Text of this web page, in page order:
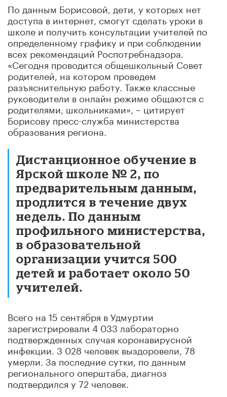
По данным Борисовой, дети, у которых нет
доступа в интернет, смогут сделать уроки в
школе и получить консультации учителей по
определенному графику и при соблюдении
всех рекомендаций Роспотребнадзора.
«Сегодня проводится общешкольный Совет
родителей, на котором проведем
разъяснительную работу. Также классные
руководители в онлайн режиме общаются с
родителями, школьниками», – цитирует
Борисову пресс-служба министерства
образования региона.
Дистанционное обучение в
Ярской школе № 2, по
предварительным данным,
продлится в течение двух
недель. По данным
профильного министерства,
в образовательной
организации учится 500
детей и работает около 50
учителей.
Всего на 15 сентября в Удмуртии
зарегистрировали 4 033 лабораторно
подтвержденных случая коронавирусной
инфекции. 3 028 человек выздоровели, 78
умерли. За последние сутки, по данным
регионального оперштаба, диагноз
подтвердился у 72 человек.